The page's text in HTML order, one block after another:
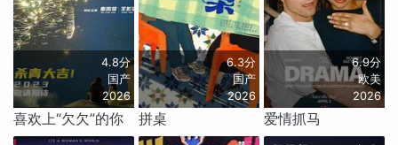
4.8分
国产
2026
喜欢上“欠欠”的你
6.3分
国产
2026
拼桌
6.9分
欧美
2026
爱情抓马